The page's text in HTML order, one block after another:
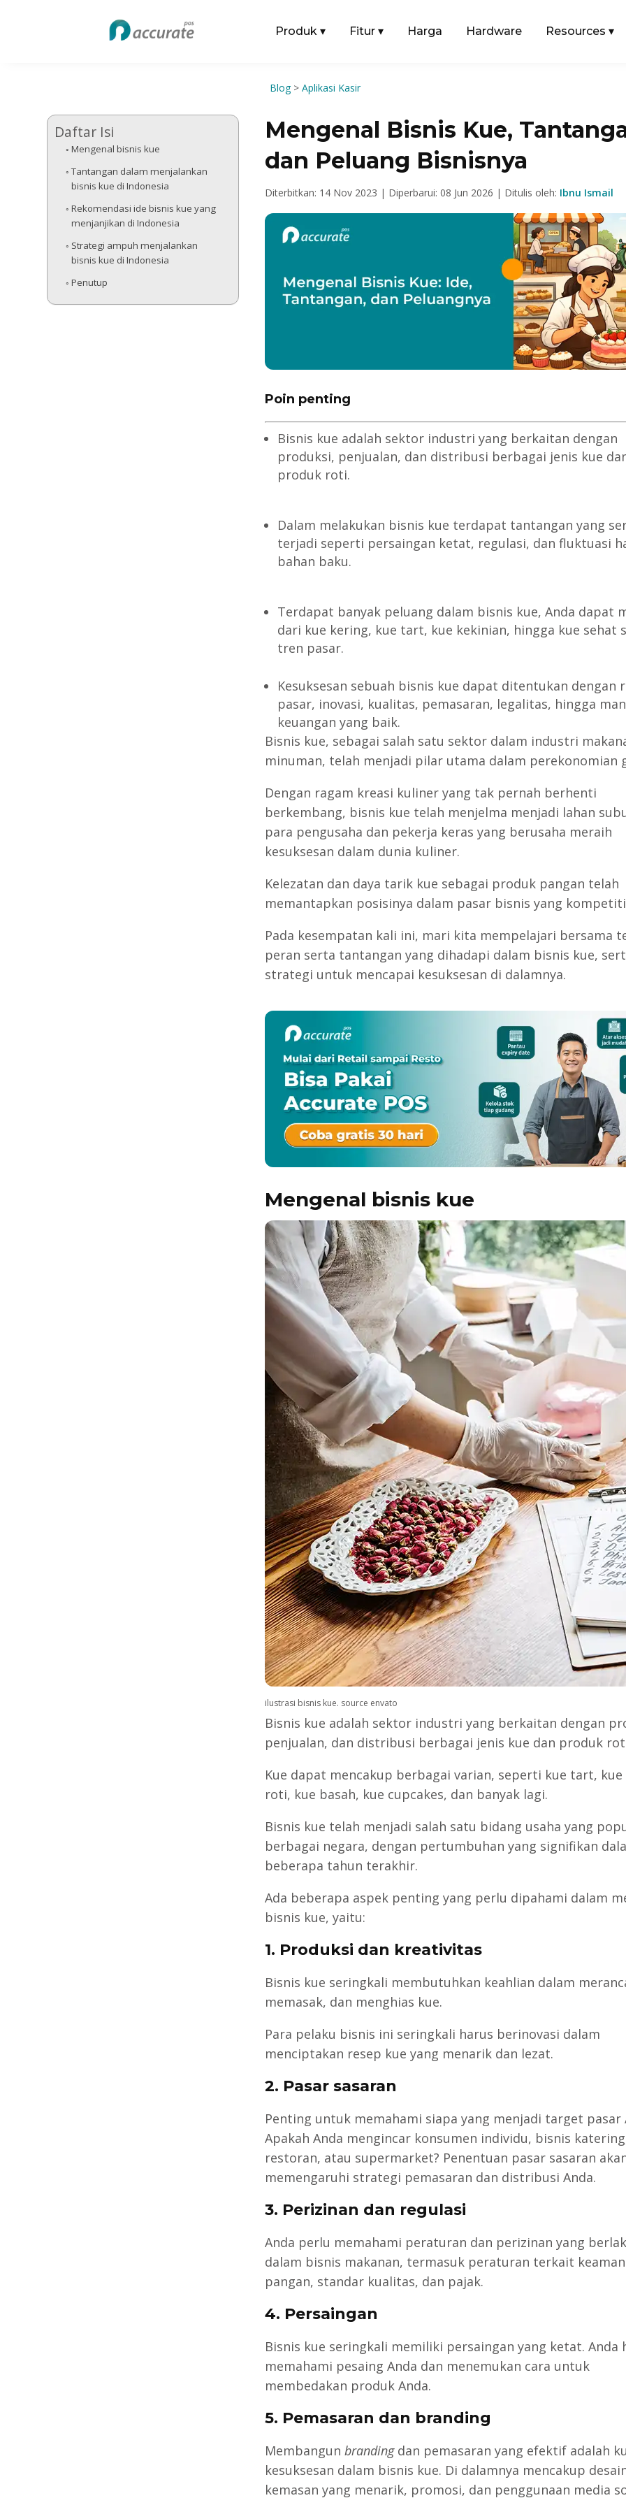
Produk ▾ Fitur ▾ Harga Hardware Resources ▾
Blog>Aplikasi Kasir
Daftar Isi
Mengenal bisnis kue
Tantangan dalam menjalankan
bisnis kue di Indonesia
Rekomendasi ide bisnis kue yang
menjanjikan di Indonesia
Strategi ampuh menjalankan
bisnis kue di Indonesia
Penutup
Mengenal Bisnis Kue,
dan Peluang Bisnisnya
Diterbitkan: 14 Nov 2023 | Diperbarui: 08 Jun 2026 | Ditulis oleh: Ibnu Ismail
Poin penting
Bisnis kue adalah sektor industri yang berkaitan dengan
produksi, penjualan, dan distribusi berbagai jenis kue
produk roti.
Dalam melakukan bisnis kue terdapat tantangan yang
terjadi seperti persaingan ketat, regulasi, dan fluktuasi
bahan baku.
Terdapat banyak peluang dalam bisnis kue, Anda dapat
dari kue kering, kue tart, kue kekinian, hingga kue sehat
tren pasar.
Kesuksesan sebuah bisnis kue dapat ditentukan dengan
pasar, inovasi, kualitas, pemasaran, legalitas, hingga
keuangan yang baik.
Bisnis kue, sebagai salah satu sektor dalam industri
minuman, telah menjadi pilar utama dalam perekonomian
Dengan ragam kreasi kuliner yang tak pernah berhenti
berkembang, bisnis kue telah menjelma menjadi lahan
para pengusaha dan pekerja keras yang berusaha meraih
kesuksesan dalam dunia kuliner.
Kelezatan dan daya tarik kue sebagai produk pangan telah
memantapkan posisinya dalam pasar bisnis yang
Pada kesempatan kali ini, mari kita mempelajari bersama
peran serta tantangan yang dihadapi dalam bisnis kue,
strategi untuk mencapai kesuksesan di dalamnya.
Mengenal bisnis kue
ilustrasi bisnis kue. source envato
Bisnis kue adalah sektor industri yang berkaitan dengan
penjualan, dan distribusi berbagai jenis kue dan produk
Kue dapat mencakup berbagai varian, seperti kue tart,
roti, kue basah, kue cupcakes, dan banyak lagi.
Bisnis kue telah menjadi salah satu bidang usaha yang
berbagai negara, dengan pertumbuhan yang signifikan
beberapa tahun terakhir.
Ada beberapa aspek penting yang perlu dipahami dalam
bisnis kue, yaitu:
1. Produksi dan kreativitas
Bisnis kue seringkali membutuhkan keahlian dalam
memasak, dan menghias kue.
Para pelaku bisnis ini seringkali harus berinovasi dalam
menciptakan resep kue yang menarik dan lezat.
2. Pasar sasaran
Penting untuk memahami siapa yang menjadi target pasar
Apakah Anda mengincar konsumen individu, bisnis
restoran, atau supermarket? Penentuan pasar sasaran
memengaruhi strategi pemasaran dan distribusi Anda.
3. Perizinan dan regulasi
Anda perlu memahami peraturan dan perizinan yang
dalam bisnis makanan, termasuk peraturan terkait
pangan, standar kualitas, dan pajak.
4. Persaingan
Bisnis kue seringkali memiliki persaingan yang ketat. Anda
memahami pesaing Anda dan menemukan cara untuk
membedakan produk Anda.
5. Pemasaran dan branding
Membangun brandingdan pemasaran yang efektif adalah
kesuksesan dalam bisnis kue. Di dalamnya mencakup
kemasan yang menarik, promosi, dan penggunaan media